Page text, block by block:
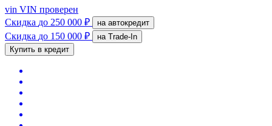
vin VIN проверен
Скидка до 250 000 ₽ на автокредит
Скидка до 150 000 ₽
на Trade-In
Купить в кредит